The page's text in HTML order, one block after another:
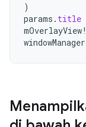
)
params . title
mOverlayView
windowManager